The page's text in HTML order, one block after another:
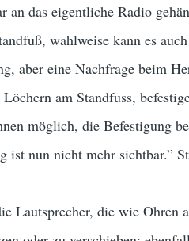
das eigentliche Radio
wahlweise kann es
aber eine Nachfrage beim
am Standfuss,
möglich, die Befestigung
ist nun nicht mehr sichtbar.”
Lautsprecher, die wie Ohren